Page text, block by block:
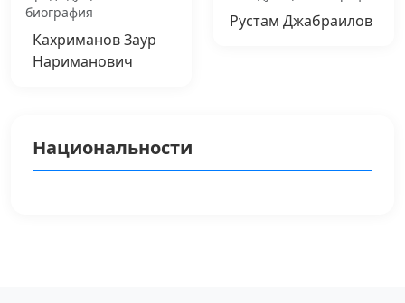
биография
Кахриманов Заур
Нариманович
Рустам Джабраилов
Национальности